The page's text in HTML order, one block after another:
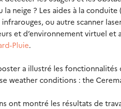
neige ? Les aides à la
ou autre scanner
et d’environnement virtuel et
Pluie.
a illustré les
weather conditions : the
ont montré les résultats de